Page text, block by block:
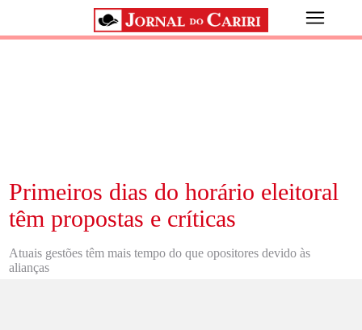
Primeiros dias do horário eleitoral
têm propostas e críticas
Atuais gestões têm mais tempo do que opositores devido às
alianças